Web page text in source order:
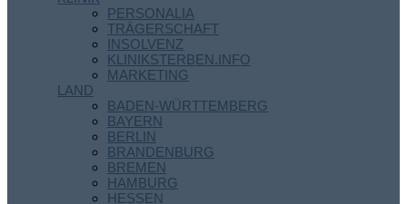
PERSONALIA
TRÄGERSCHAFT
INSOLVENZ
KLINIKSTERBEN.INFO
MARKETING
LAND
BADEN-WÜRTTEMBERG
BAYERN
BERLIN
BRANDENBURG
BREMEN
HAMBURG
HESSEN